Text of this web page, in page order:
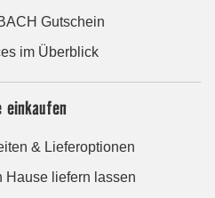
Gutschein
im Überblick
einkaufen
& Lieferoptionen
Hause liefern lassen